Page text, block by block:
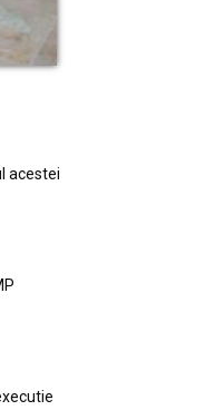
acestei